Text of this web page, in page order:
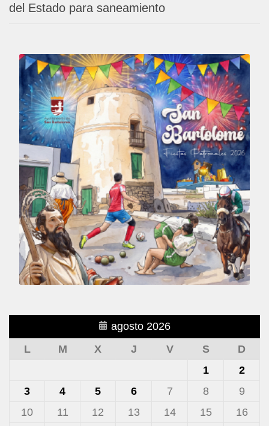
del Estado para saneamiento
agosto 2026
L
M X J V S
D
1
2
3
4 5 6 7 8
9
10
11 12 13 14 15
16